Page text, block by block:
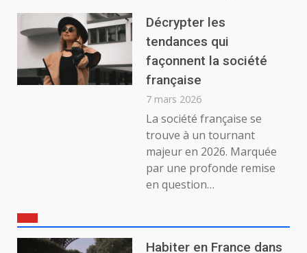
Décrypter les
tendances qui
façonnent la société
française
7 mars 2026
La société française se
trouve à un tournant
majeur en 2026. Marquée
par une profonde remise
en question…
Habiter en France dans